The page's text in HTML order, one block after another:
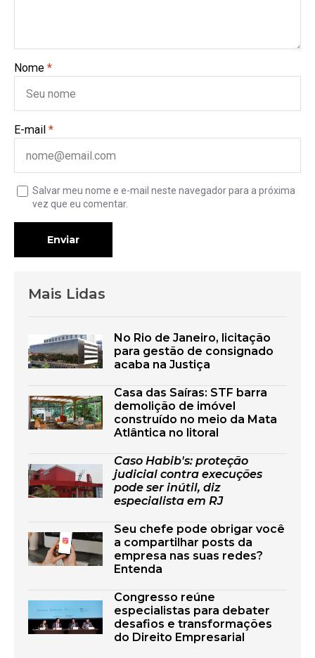
Nome *
E-mail *
Salvar meu nome e e-mail neste navegador para a próxima
vez que eu comentar.
Enviar
Mais Lidas
No Rio de Janeiro, licitação
para gestão de consignado
acaba na Justiça
Casa das Saíras: STF barra
demolição de imóvel
construído no meio da Mata
Atlântica no litoral
Caso Habib's: proteção
judicial contra execuções
pode ser inútil, diz
especialista em RJ
Seu chefe pode obrigar você
a compartilhar posts da
empresa nas suas redes?
Entenda
Congresso reúne
especialistas para debater
desafios e transformações
do Direito Empresarial